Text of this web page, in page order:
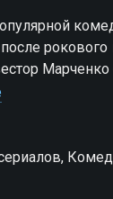
после
к
и Артемий
на себя роль
ведь только